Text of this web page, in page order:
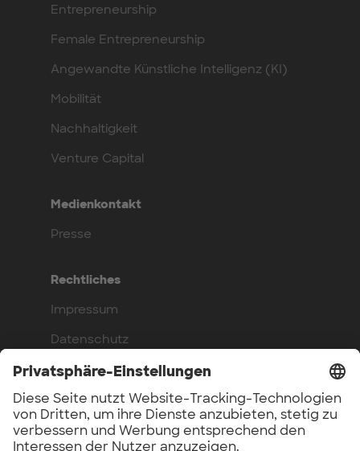
Entrepreneurship
Female Entrepreneurship
Angewandte Künstliche Intelligenz (KI)
Mobilität
Nachhaltigkeit
Venture Capital
Medienkontakt
Presse
Rechtliches
Impressum
Datenschutz
Compliance
Arbeite bei uns
Benefits